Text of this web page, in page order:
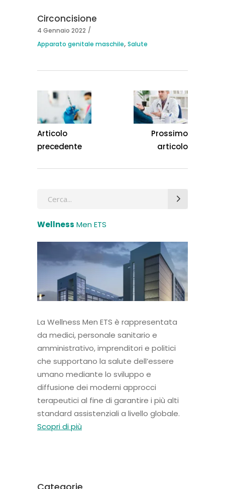
Circoncisione
4 Gennaio 2022
Apparato genitale maschile, Salute
Articolo
precedente
Prossimo
articolo
Wellness Men ETS
La Wellness Men ETS è rappresentata
da medici, personale sanitario e
amministrativo, imprenditori e politici
che supportano la salute dell’essere
umano mediante lo sviluppo e
diffusione dei moderni approcci
terapeutici al fine di garantire i più alti
standard assistenziali a livello globale.
Scopri di più